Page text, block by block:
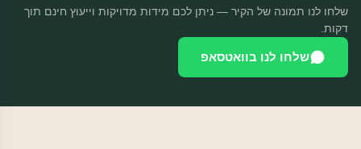
שלחו לנו תמונה של הקיר — ניתן לכם מידות מדויקות וייעוץ חינם תוך
דקות.
שלחו לנו בוואטסאפ